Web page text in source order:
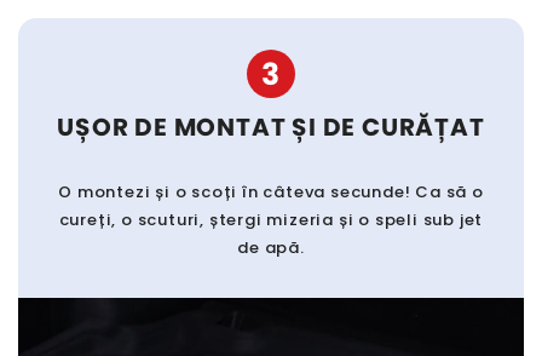
3
UȘOR DE MONTAT ȘI DE CURĂȚAT
O montezi și o scoți în câteva secunde! Ca să o
cureți, o scuturi, ștergi mizeria și o speli sub jet
de apă.